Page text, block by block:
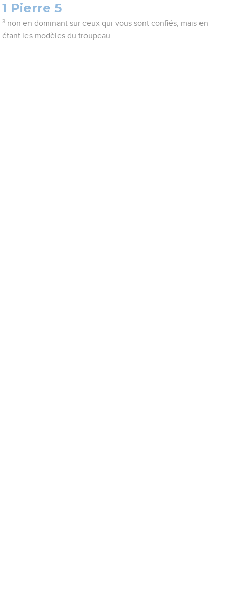
1 Pierre 5
3 non en dominant sur ceux qui vous sont confiés, mais en
étant les modèles du troupeau.